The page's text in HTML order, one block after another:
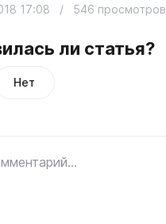
ли статья?
Нет
17:08 / 546 просмотров